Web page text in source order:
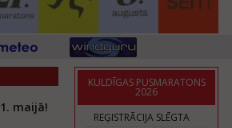
maijā!
KULDĪGAS PUSMARATONS
2026
REĢISTRĀCIJA SLĒGTA